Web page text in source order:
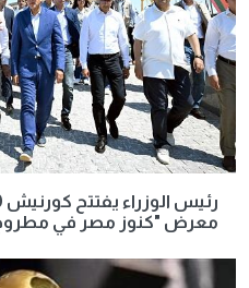
معرض "كنوز مصر في